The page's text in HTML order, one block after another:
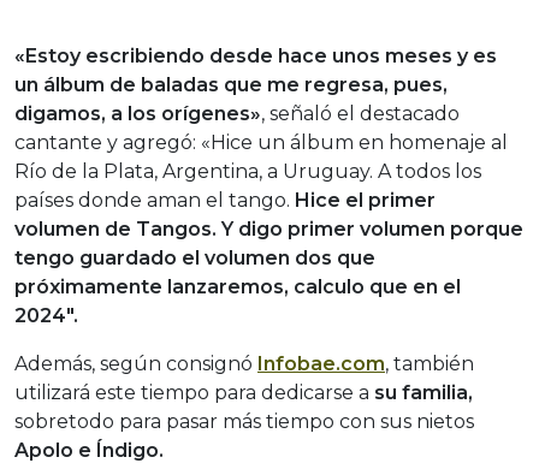
«Estoy escribiendo desde hace unos meses y es
un álbum de baladas que me regresa, pues,
digamos, a los orígenes», señaló el destacado
cantante y agregó: «Hice un álbum en homenaje al
Río de la Plata, Argentina, a Uruguay. A todos los
países donde aman el tango. Hice el primer
volumen de Tangos. Y digo primer volumen porque
tengo guardado el volumen dos que
próximamente lanzaremos, calculo que en el
2024″.
Además, según consignó Infobae.com, también
utilizará este tiempo para dedicarse a su familia,
sobretodo para pasar más tiempo con sus nietos
Apolo e Índigo.